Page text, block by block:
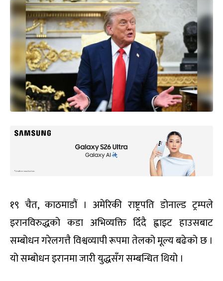
१९ चैत, काठमाडौं । अमेरिकी राष्ट्रपति डोनाल्ड ट्रम्पले
इरानविरुद्धको कडा अभिव्यक्ति दिँदै ह्वाइट हाउसबाट
सम्बोधन गरेलगत्तै विश्वव्यापी रूपमा तेलको मूल्य बढेको छ ।
यो सम्बोधन इरानमा जारी युद्धसँग सम्बन्धित थियो ।